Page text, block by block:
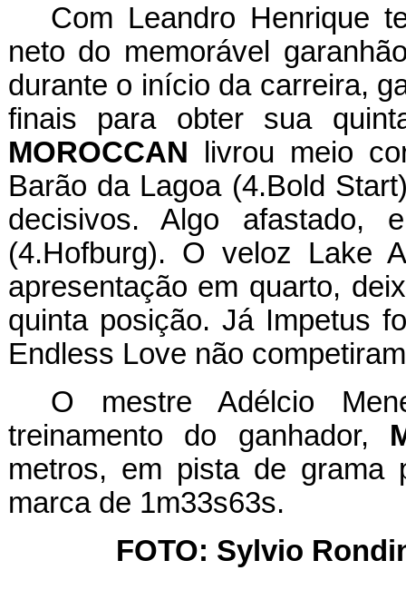
Com Leandro Henrique
neto do memorável
durante o início da carreira,
finais para obter sua
MOROCCAN livrou meio
Barão da Lagoa (4.Bold
decisivos. Algo afastado,
(4.Hofburg). O veloz Lake
apresentação em quarto,
quinta posição. Já Impetus
Endless Love não
O mestre Adélcio
treinamento do ganhador,
metros, em pista de grama
marca de 1m33s63s.
FOTO: Sylvio